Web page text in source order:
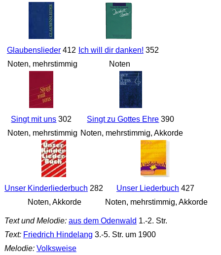
Glaubenslieder412
Noten, mehrstimmig
Ich will dir danken! 352
Noten
Singt mit uns 302
Noten, mehrstimmig
Singt zu Gottes Ehre 390
Noten, mehrstimmig, Akkorde
Unser Kinderliederbuch 282
Noten, Akkorde
Unser Liederbuch 427
Noten, mehrstimmig, Akkorde
Text und Melodie: aus dem Odenwald 1.-2. Str.
Text: Friedrich Hindelang 3.-5. Str. um 1900
Melodie: Volksweise